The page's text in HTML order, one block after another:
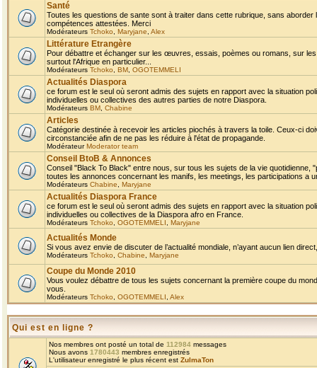
Santé
Toutes les questions de sante sont à traiter dans cette rubrique, sans
compétences attestées. Merci
Modérateurs Tchoko Maryjane Alex
Littérature Etrangère
Pour débattre et échanger sur les œuvres, essais, poèmes ou romans, sur
surtout l'Afrique en particulier...
Modérateurs Tchoko BM OGOTEMMELI
Actualités Diaspora
ce forum est le seul où seront admis des sujets en rapport avec la situation
individuelles ou collectives des autres parties de notre Diaspora.
Modérateurs BM Chabine
Articles
Catégorie destinée à recevoir les articles piochés à travers la toile. Ceux-ci
circonstanciée afin de ne pas les réduire à l'état de propagande.
ModérateurModerator team
Conseil BtoB & Annonces
Conseil "Black To Black" entre nous, sur tous les sujets de la vie
toutes les annonces concernant les manifs, les meetings, les participations a
Modérateurs Chabine Maryjane
Actualités Diaspora France
ce forum est le seul où seront admis des sujets en rapport avec la situation
individuelles ou collectives de la Diaspora afro en France.
Modérateurs Tchoko OGOTEMMELI Maryjane
Actualités Monde
Si vous avez envie de discuter de l’actualité mondiale, n’ayant aucun lien
Modérateurs Tchoko Chabine Maryjane
Coupe du Monde 2010
Vous voulez débattre de tous les sujets concernant la première coupe du
vous.
Modérateurs Tchoko OGOTEMMELI Alex
Qui est en ligne ?
Nos membres ont posté un total de 112984 messages
Nous avons 1780443 membres enregistrés
L'utilisateur enregistré le plus récent est ZulmaTon